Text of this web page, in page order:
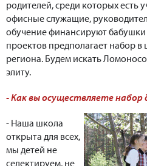
родителей, среди которых есть
офисные служащие,
обучение финансируют
проектов предполагает набор
региона. Будем искать
элиту.
- Как вы осуществляете набор
- Наша школа
открыта для всех,
мы детей не
селектируем, не